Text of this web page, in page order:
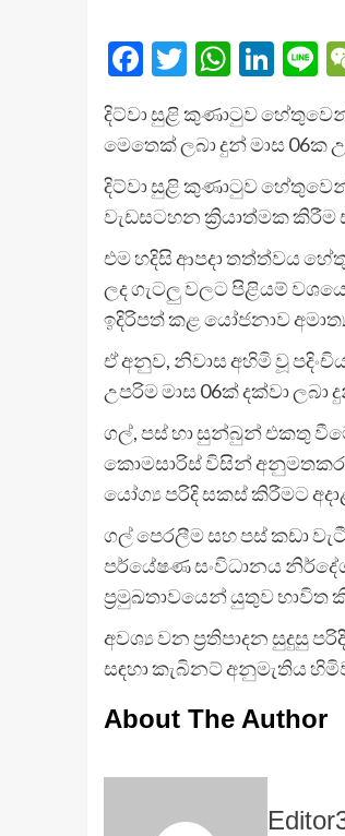
Facebook
Twitter
දිට්වා සුළි කුණාටුව
මෙතෙක් ලබා දුන් මාස 06ක
දිට්වා සුළි කුණාටුව
වැඩසටහන ක්‍රියාත්මක කිරීම
එම හදිසි ආපදා තත්ත්වය
ලද ගැටලු වලට පිළියම්
ඉදිරිපත් කළ යෝජනාව
ඒ අනුව, නිවාස අහිමි වූ
උපරිම මාස 06ක් දක්වා
ගල්, පස් හා සුන්බුන් එකතු
කොමසාරිස් විසින්
යෝග්‍ය පරිදි සකස් කිරීමට
ගල් පෙරලීම සහ පස් කඩා
පර්යේෂණ සංවිධානය
ප්‍රමුඛතාවයෙන් යුතුව භාවිත
අවශ්‍ය වන ප්‍රතිපාදන සුදුසු
සඳහා කැබිනට් අනුමැතිය
About The Author